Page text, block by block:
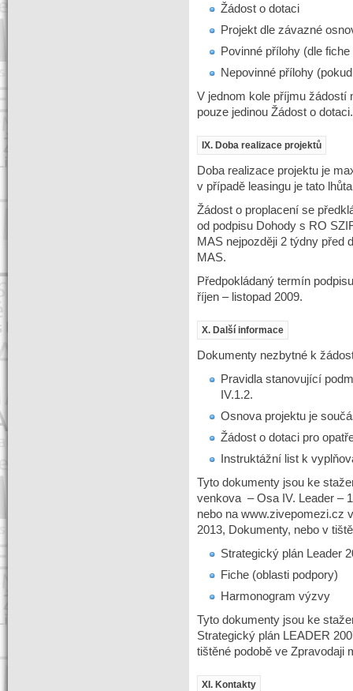
Žádost o dotaci
Projekt dle závazné
Povinné přílohy (dle
Nepovinné přílohy
V jednom kole příjmu žádostí
pouze jedinou Žádost o dotaci.
IX. Doba realizace projektů
Doba realizace projektu je
v případě leasingu je tato
Žádost o proplacení se
od podpisu Dohody s RO
MAS nejpozději 2 týdny před
MAS.
Předpokládaný termín
říjen – listopad 2009.
X. Další informace
Dokumenty nezbytné k
Pravidla stanovující
IV.1.2.
Osnova projektu je
Žádost o dotaci pro
Instruktážní list k
Tyto dokumenty jsou ke
venkova – Osa IV. Leader –
nebo na www.zivepomezi.cz
2013, Dokumenty, nebo v
Strategický plán Leader
Fiche (oblasti podpory)
Harmonogram výzvy
Tyto dokumenty jsou ke
Strategický plán LEADER
tištěné podobě ve Zpravodaji
XI. Kontakty